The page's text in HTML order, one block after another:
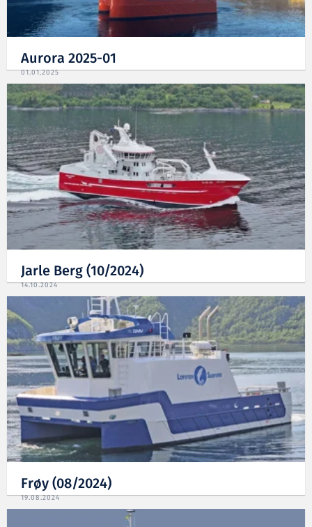
Aurora 2025-01
01.01.2025
Jarle Berg (10/2024)
14.10.2024
Frøy (08/2024)
19.08.2024